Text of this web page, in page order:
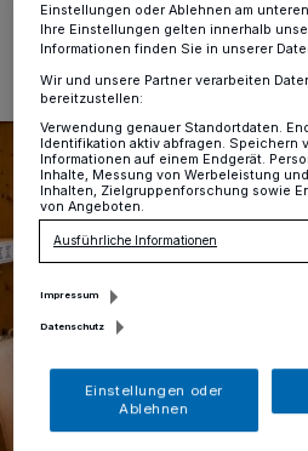
29.09.2021 , 06:24 Uhr 2
Einstellungen oder Ablehnen am
Ihre Einstellungen gelten innerhalb
Informationen finden Sie in unserer
Wir und unsere Partner verarbeiten
bereitzustellen:
Verwendung genauer Standortdaten.
Identifikation aktiv abfragen. Speichern
Informationen auf einem Endgerät.
Inhalte, Messung von Werbeleistung
Inhalten, Zielgruppenforschung sowie
von Angeboten.
Ausführliche Informationen
Impressum
Datenschutz
Einstellungen oder
Ablehnen